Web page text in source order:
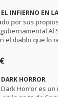
INFIERNO EN
por sus
Al
el diablo que lo
HORROR
Dark Horror es